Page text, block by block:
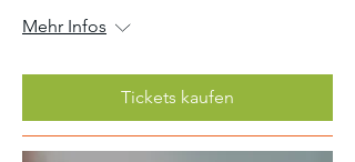
Mehr Infos
Tickets kaufen